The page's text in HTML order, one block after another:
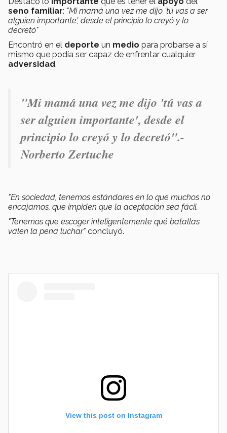
seno familiar: "Mi mamá una vez me dijo 'tú vas a ser
alguien importante', desde el principio lo creyó y lo
decretó"
Encontró en el deporte un medio para probarse a sí
mismo que podía ser capaz de enfrentar cualquier
adversidad.
"Mi mamá una vez me dijo 'tú vas a
ser alguien importante', desde el
principio lo creyó y lo decretó".-
Norberto Zertuche
"En sociedad, tenemos estándares en lo que muchos no
encajamos, que impiden que la aceptación sea fácil.
"Tenemos que escoger inteligentemente qué batallas
valen la pena luchar" concluyó.
View this post on Instagram